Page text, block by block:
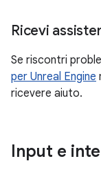
Ricevi
Se riscontri
per Unreal Engine
ricevere aiuto.
Input e